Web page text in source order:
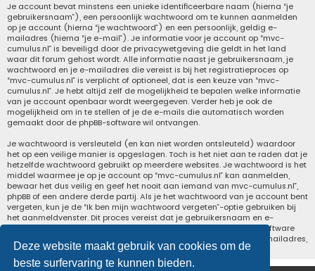
Deze website maakt gebruik van cookies om de
beste surfervaring te kunnen bieden.
Je account bevat minstens een unieke identificeerbare naam (hierna “je
gebruikersnaam”), een persoonlijk wachtwoord om te kunnen aanmelden
op je account (hierna “je wachtwoord”) en een persoonlijk, geldig e-
mailadres (hierna “je e-mail”). Je informatie voor je account op “mvc-
cumulus.nl” is beveiligd door de privacywetgeving die geldt in het land
waar dit forum gehost wordt. Alle informatie naast je gebruikersnaam, je
wachtwoord en je e-mailadres die vereist is bij het registratieproces op
“mvc-cumulus.nl” is verplicht of optioneel, dat is een keuze van “mvc-
cumulus.nl”. Je hebt altijd zelf de mogelijkheid te bepalen welke informatie
van je account openbaar wordt weergegeven. Verder heb je ook de
mogelijkheid om in te stellen of je de e-mails die automatisch worden
gemaakt door de phpBB-software wil ontvangen.
Je wachtwoord is versleuteld (en kan niet worden ontsleuteld) waardoor
het op een veilige manier is opgeslagen. Toch is het niet aan te raden dat je
hetzelfde wachtwoord gebruikt op meerdere websites. Je wachtwoord is het
middel waarmee je op je account op “mvc-cumulus.nl” kan aanmelden,
bewaar het dus veilig en geef het nooit aan iemand van mvc-cumulus.nl”,
phpBB of een andere derde partij. Als je het wachtwoord van je account bent
vergeten, kun je de “Ik ben mijn wachtwoord vergeten”-optie gebruiken bij
het aanmeldvenster. Dit proces vereist dat je gebruikersnaam en e-
mailadres opgeeft van je gebruikersaccount, waarna de phpBB-software
een nieuw wachtwoord zal genereren en zal opsturen naar het e-mailadres,
zodat je je opnieuw kunt aanmelden.